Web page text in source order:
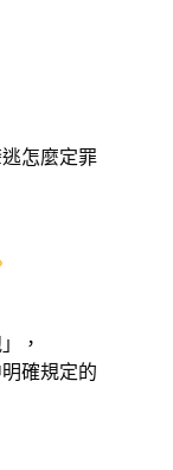
怎麼定罪
，
確規定的